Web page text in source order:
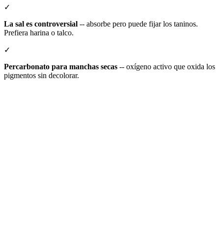
✓
La sal es controversial -- absorbe pero puede fijar los taninos.
Prefiera harina o talco.
✓
Percarbonato para manchas secas -- oxígeno activo que oxida los
pigmentos sin decolorar.